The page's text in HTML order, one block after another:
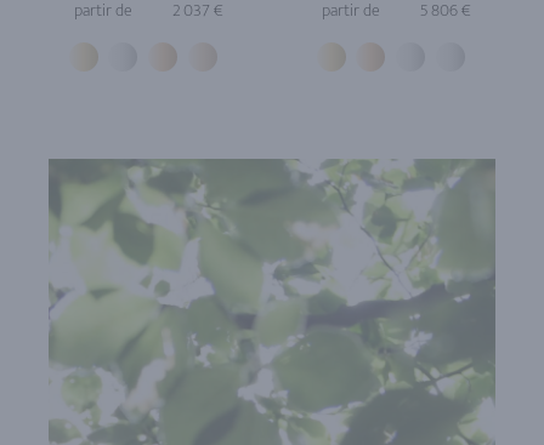
partir de
2 037 €
partir de
5 806 €